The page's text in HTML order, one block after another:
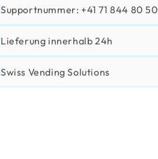
Supportnummer: +41 71 844 80 50
Lieferung innerhalb 24h
Swiss Vending Solutions